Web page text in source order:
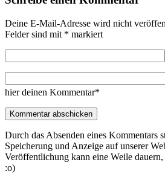
Deine E-Mail-Adresse wird nicht
Felder sind mit * markiert
hier deinen Kommentar*
Durch das Absenden eines Kommentars
Speicherung und Anzeige auf unserer
Veröffentlichung kann eine Weile
:o)